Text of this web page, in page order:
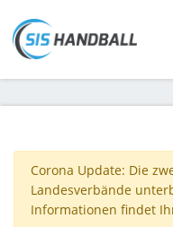
Corona Update: Die
Landesverbände
Informationen findet